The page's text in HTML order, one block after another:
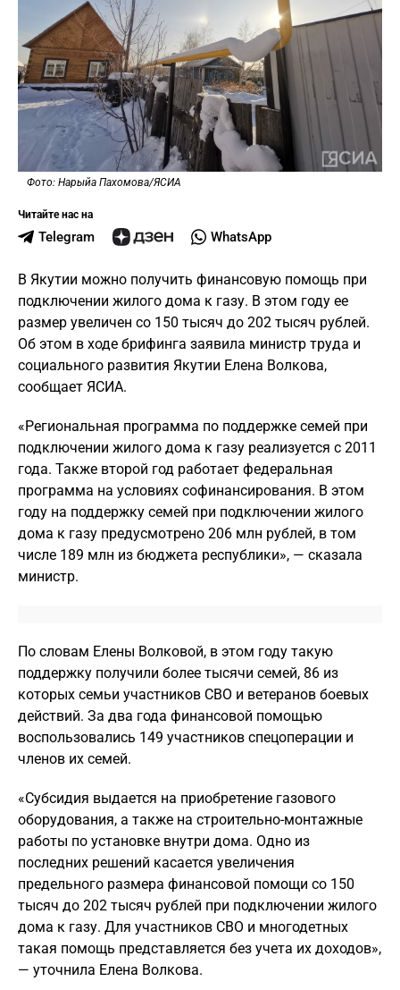
Фото: Нарыйа Пахомова/ЯСИА
Читайте нас на
Telegram WhatsApp
В Якутии можно получить финансовую помощь при
подключении жилого дома к газу. В этом году ее
размер увеличен со 150 тысяч до 202 тысяч рублей.
Об этом в ходе брифинга заявила министр труда и
социального развития Якутии Елена Волкова,
сообщает ЯСИА.
«Региональная программа по поддержке семей при
подключении жилого дома к газу реализуется с 2011
года. Также второй год работает федеральная
программа на условиях софинансирования. В этом
году на поддержку семей при подключении жилого
дома к газу предусмотрено 206 млн рублей, в том
числе 189 млн из бюджета республики», — сказала
министр.
По словам Елены Волковой, в этом году такую
поддержку получили более тысячи семей, 86 из
которых семьи участников СВО и ветеранов боевых
действий. За два года финансовой помощью
воспользовались 149 участников спецоперации и
членов их семей.
«Субсидия выдается на приобретение газового
оборудования, а также на строительно-монтажные
работы по установке внутри дома. Одно из
последних решений касается увеличения
предельного размера финансовой помощи со 150
тысяч до 202 тысяч рублей при подключении жилого
дома к газу. Для участников СВО и многодетных
такая помощь представляется без учета их доходов»,
— уточнила Елена Волкова.